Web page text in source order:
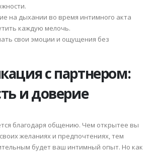
на дыхании во время интимного акта
каждую мелочь.
свои эмоции и ощущения без
с партнером:
и доверие
благодаря общению. Чем открытее вы
желаниях и предпочтениях, тем
будет ваш интимный опыт. Но как